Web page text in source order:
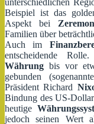
unterschiedlichen
Beispiel ist das
Aspekt bei
Familien über
Auch im
entscheidende
Währung bis vor
gebunden
Präsident Richard
Bindung des US-
heutige
jedoch seinen Wert